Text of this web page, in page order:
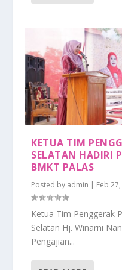
KETUA TIM
SELATAN HADIRI
BMKT PALAS
Posted by admin | Feb
Ketua Tim Penggerak
Selatan Hj. Winarni
Pengajian...